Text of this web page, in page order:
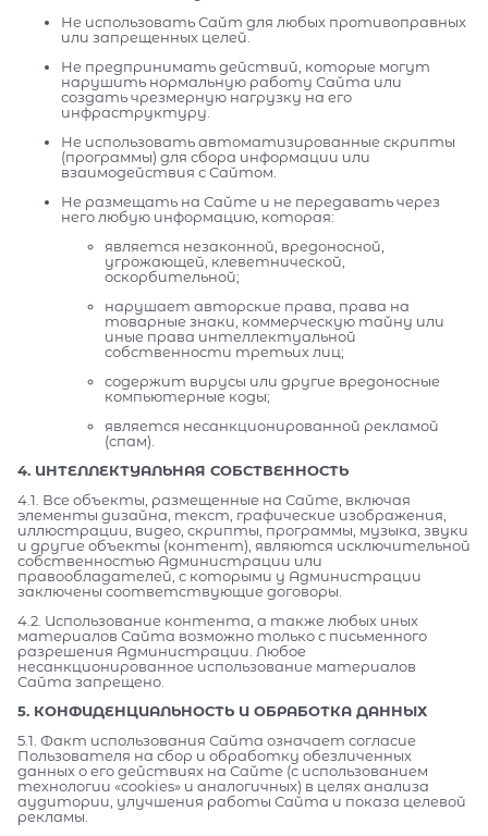
Не использовать Сайт для любых противоправных
или запрещенных целей.
Не предпринимать действий, которые могут
нарушить нормальную работу Сайта или
создать чрезмерную нагрузку на его
инфраструктуру.
Не использовать автоматизированные скрипты
(программы) для сбора информации или
взаимодействия с Сайтом.
Не размещать на Сайте и не передавать через
него любую информацию, которая:
является незаконной, вредоносной,
угрожающей, клеветнической,
оскорбительной;
нарушает авторские права, права на
товарные знаки, коммерческую тайну или
иные права интеллектуальной
собственности третьих лиц;
содержит вирусы или другие вредоносные
компьютерные коды;
является несанкционированной рекламой
(спам).
4. ИНТЕЛЛЕКТУАЛЬНАЯ СОБСТВЕННОСТЬ
4.1. Все объекты, размещенные на Сайте, включая
элементы дизайна, текст, графические изображения,
иллюстрации, видео, скрипты, программы, музыка, звуки
и другие объекты (контент), являются исключительной
собственностью Администрации или
правообладателей, с которыми у Администрации
заключены соответствующие договоры.
4.2. Использование контента, а также любых иных
материалов Сайта возможно только с письменного
разрешения Администрации. Любое
несанкционированное использование материалов
Сайта запрещено.
5. КОНФИДЕНЦИАЛЬНОСТЬ И ОБРАБОТКА ДАННЫХ
5.1. Факт использования Сайта означает согласие
Пользователя на сбор и обработку обезличенных
данных о его действиях на Сайте (с использованием
технологии «cookies» и аналогичных) в целях анализа
аудитории, улучшения работы Сайта и показа целевой
рекламы.